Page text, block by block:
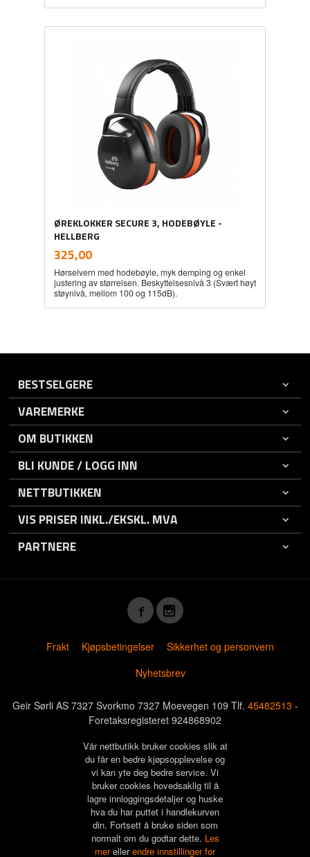
ØREKLOKKER SECURE 3, HODEBØYLE -
HELLBERG
Pris
325,00mva.
Hørselvern med hodebøyle, myk demping og enkel
justering av størrelsen. Beskyttelsesnivå 3 (Svært høyt
støynivå, mellom 100 og 115dB).
BESTSELGERE
VAREMERKE
OM BUTIKKEN
BLI KUNDE / LOGG INN
NETTBUTIKKEN
VIS PRISER INKL./EKSKL. MVA
PARTNERE
Frakt Kjøpsbetingelser
Sikkerhet og personvern
Nyhetsbrev
Geir Sørli AS 7327 Svorkmo 7327 Moevegen 109 Tlf. 45482513 -
Foretaksregisteret 924868902
Vår nettbutikk bruker cookies slik at
du får en bedre kjøpsopplevelse og
vi kan yte deg bedre service. Vi
bruker cookies hovedsaklig til å
lagre innloggingsdetaljer og huske
hva du har puttet i handlekurven
din. Fortsett å bruke siden som
normalt om du godtar dette. Les
merellerendre innstillinger for